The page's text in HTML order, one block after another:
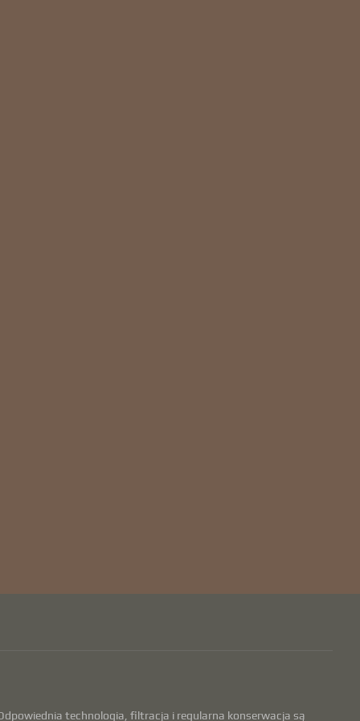
technologia, filtracja i regularna konserwacja są